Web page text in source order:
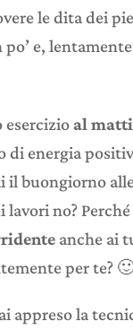
le dita dei
e,
esercizioal
di energia
il buongiorno
lavori no?
anche ai
per te?
appreso la